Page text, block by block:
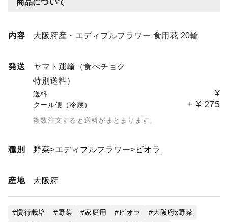
商品について
内容 大阪府産・エディブルフラワー 食用花 20輪
発送
ヤマト運輸（食べチョク
特別送料）
送料 ¥
クール便（冷蔵） + ¥ 275
複数注文すると送料がまとまります。
種別 野菜 エディブルフラワー ビオラ
産地 大阪府
慣行栽培 野菜 家庭用 ビオラ
大阪府x野菜